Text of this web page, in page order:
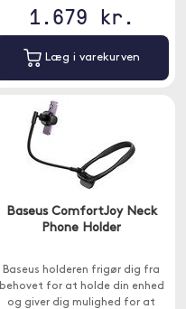
1.679 kr.
Læg i varekurven
Baseus ComfortJoy Neck
Phone Holder
Baseus holderen frigør dig fra
behovet for at holde din enhed
og giver dig mulighed for at